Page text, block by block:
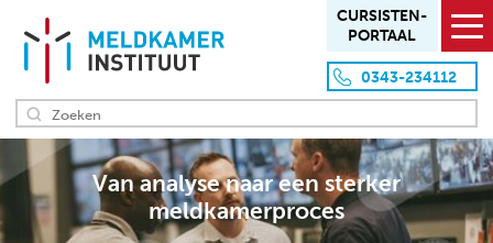
Van analyse naar een sterker
meldkamerproces
0343-234112
HOME
OVER ONS
CURSISTEN­
PORTAAL